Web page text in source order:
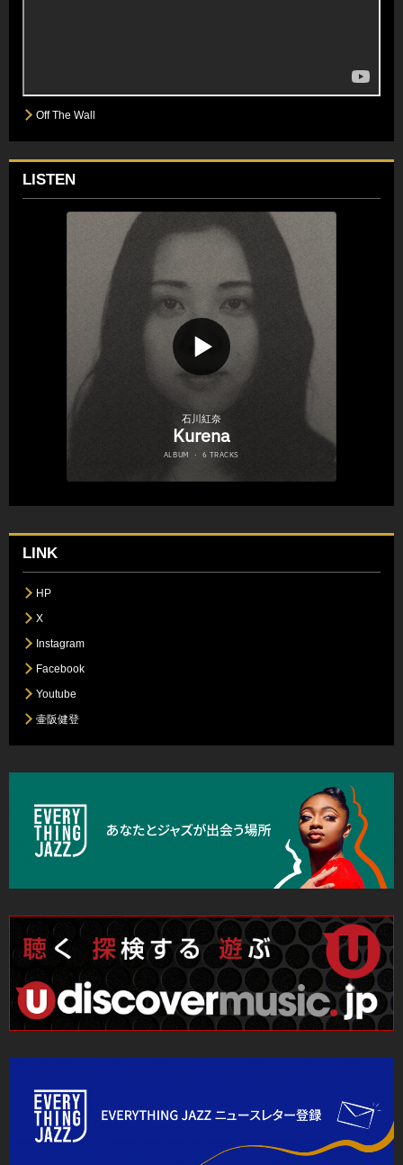
Off The Wall
LISTEN
LINK
HP
X
Instagram
Facebook
Youtube
壷阪健登